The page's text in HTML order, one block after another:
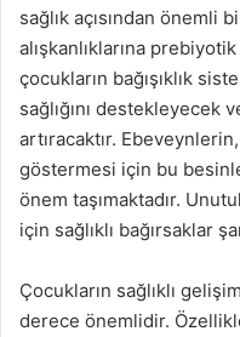
sağlık açısından önemli
alışkanlıklarına
çocukların bağışıklık
sağlığını destekleyecek
artıracaktır.
göstermesi için bu
önem taşımaktadır.
için sağlıklı bağırsaklar
Çocukların sağlıklı
derece önemlidir.